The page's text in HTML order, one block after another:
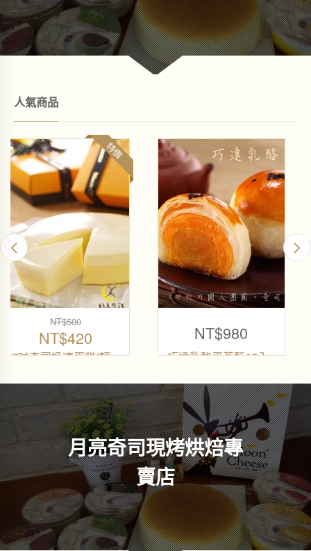
人氣商品
NT$350
弦月奶酪禮盒(5入不
弦月奶酪
特價
始
價
格
：
NT$60
前
價
格
弦月奶酪-經典原味
月亮奇司現烤烘焙專
賣店